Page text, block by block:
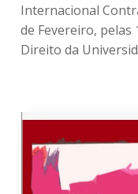
Internacional
de Fevereiro, pelas
Direito da